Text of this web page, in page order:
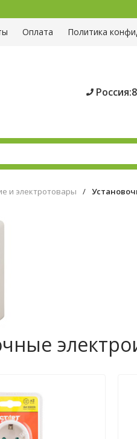
Оплата Политика
и электротовары /